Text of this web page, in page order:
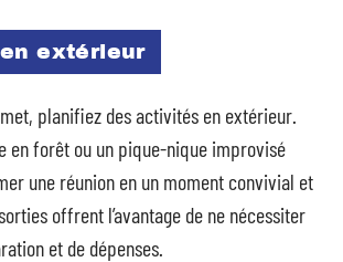
extérieur
planifiez des activités en extérieur.
en forêt ou un pique-nique improvisé
une réunion en un moment convivial et
offrent l’avantage de ne nécessiter
et de dépenses.